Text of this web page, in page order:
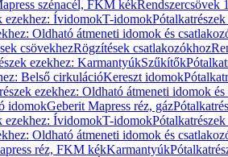
szénacél, FKM kékRendszercsövek
ezekhez: ÍvidomokT-idomok
Oldható átmeneti idomok és
csövekhezRögzítések csatlakozókhoz
ezekhez: KarmantyúkSzűkítők
Belső cirkulációKereszt idomok
ezekhez: Oldható átmeneti idomok
idomokGeberit Mapress réz, gáz
ezekhez: ÍvidomokT-idomok
Oldható átmeneti idomok és
réz, FKM kékKarmantyúk